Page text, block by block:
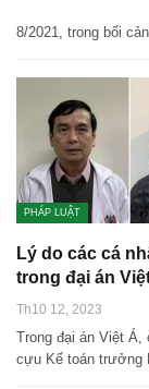
"Đắp
8/2021, trong bối
PHÁP LUẬT
Lý do các cá
trong đại án
Th10 12, 2023
Trong đại án Việt Á,
cựu Kế toán trưởng